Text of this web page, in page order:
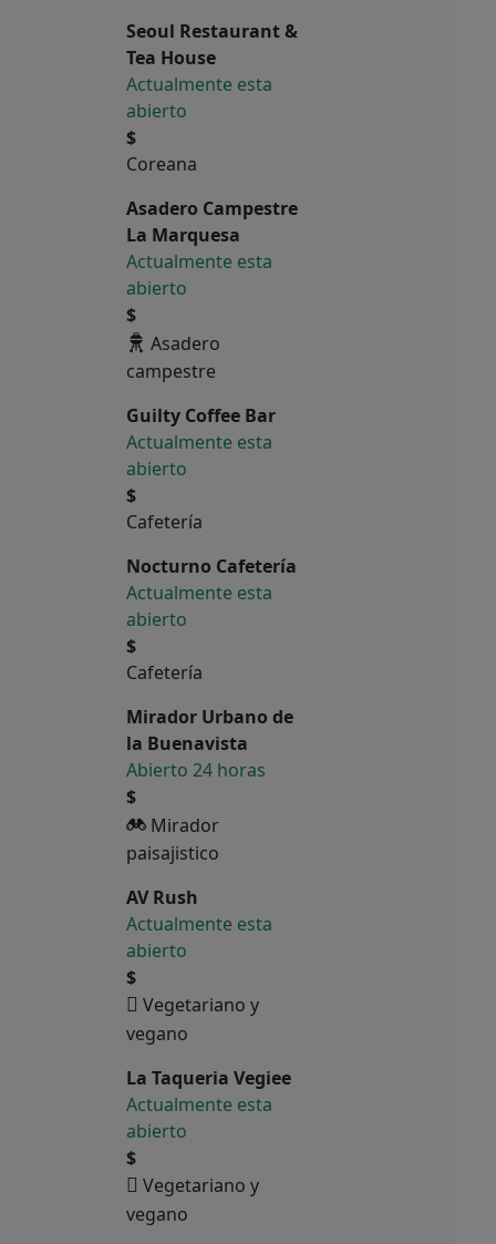
Seoul Restaurant &
Tea House
Actualmente esta
abierto
$
Coreana
Asadero Campestre
La Marquesa
Actualmente esta
abierto
$
Asadero
campestre
Guilty Coffee Bar
Actualmente esta
abierto
$
Cafetería
Nocturno Cafetería
Actualmente esta
abierto
$
Cafetería
Mirador Urbano de
la Buenavista
Abierto 24 horas
$
Mirador
paisajistico
AV Rush
Actualmente esta
abierto
$
Vegetariano y
vegano
La Taqueria Vegiee
Actualmente esta
abierto
$
Vegetariano y
vegano